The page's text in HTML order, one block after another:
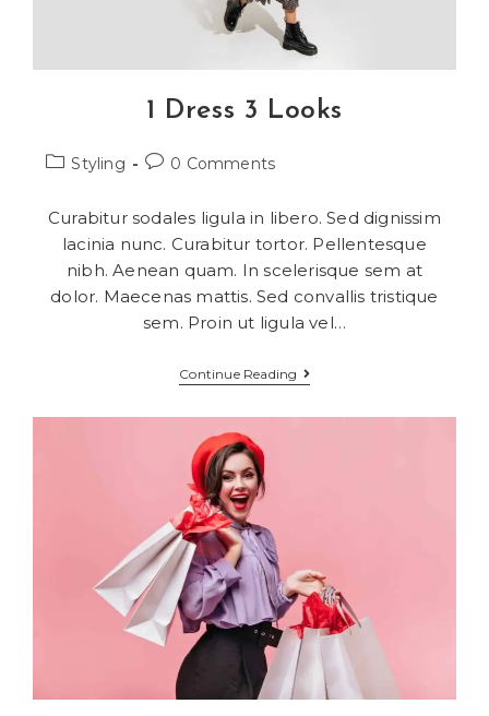
1 Dress 3 Looks
Styling 0 Comments
Curabitur sodales ligula in libero. Sed dignissim
lacinia nunc. Curabitur tortor. Pellentesque
nibh. Aenean quam. In scelerisque sem at
dolor. Maecenas mattis. Sed convallis tristique
sem. Proin ut ligula vel…
Continue Reading